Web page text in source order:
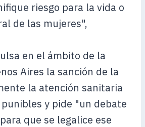
riesgo para la vida o
de las mujeres",
en el ámbito de la
Aires la sanción de la
la atención sanitaria
y pide "un debate
que se legalice ese